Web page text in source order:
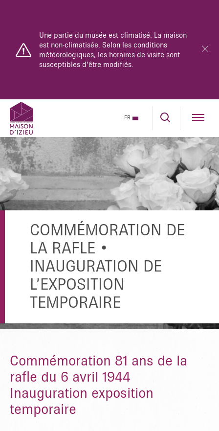
est non-climatisée. Selon les conditions
météorologiques, les horaires de visite sont
susceptibles d’être modifiés.
Le musée-mémorial est ouvert du lundi au
La maison se parcourt uniquement en visite
guidée.
Réservez dès maintenant sur notre billetterie en
ligne.
FR
COMMÉMORATION DE
LA RAFLE •
INAUGURATION DE
L’EXPOSITION
TEMPORAIRE
Commémoration 81 ans de la
rafle du 6 avril 1944
Inauguration exposition
temporaire